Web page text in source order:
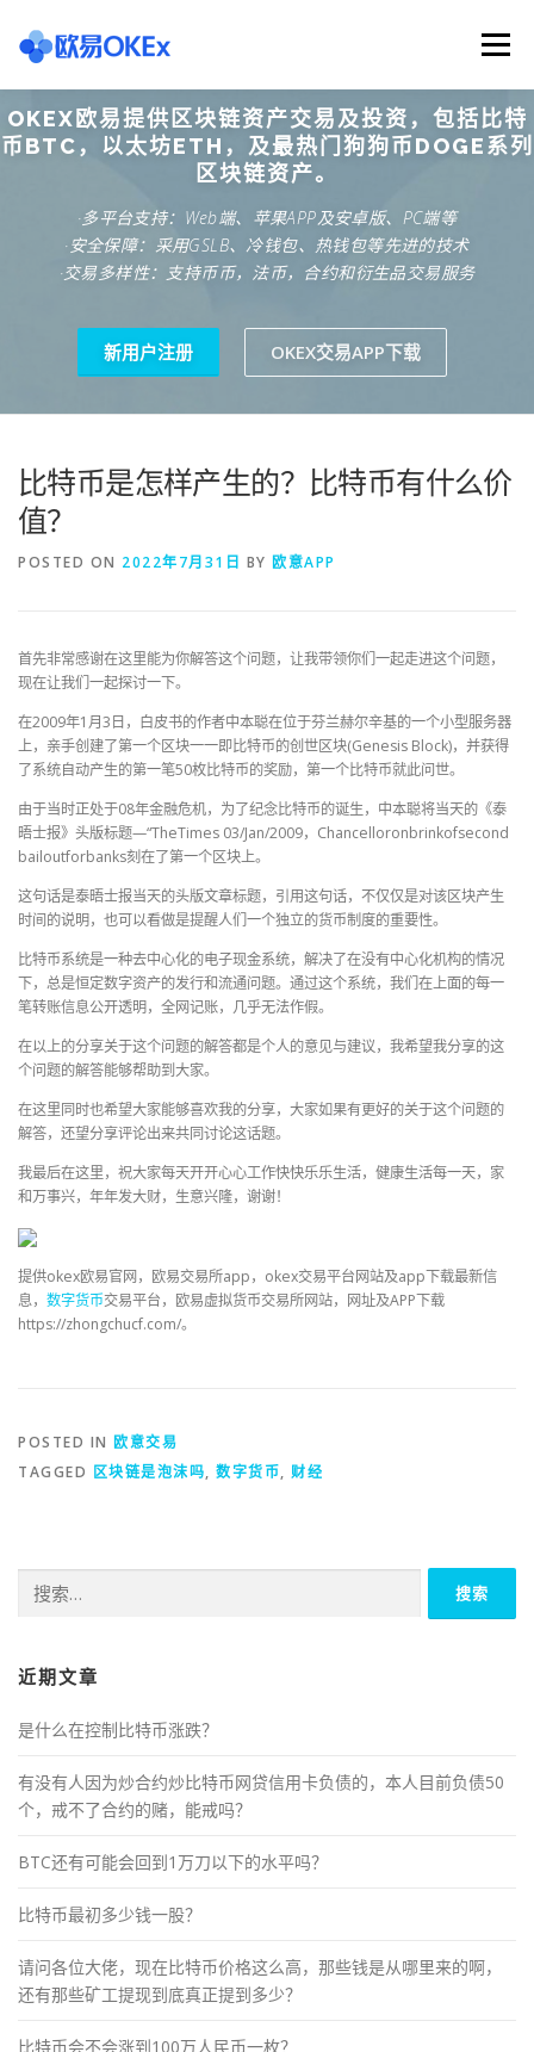
content
Menu
欧意交易所 关于欧意OKX 欧意APP下载
欧意注册网址 欧意交易下载 欧意团队
OKEX欧易提供区块链资产交易及投资，包括比特
币BTC，以太坊ETH，及最热门狗狗币DOGE系列
区块链资产。
·多平台支持：Web端、苹果APP及安卓版、PC端等
·安全保障：采用GSLB、冷钱包、热钱包等先进的技术
·交易多样性：支持币币，法币，合约和衍生品交易服务
新用户注册 OKEX交易APP下载
比特币是怎样产生的？比特币有什么价
值？
POSTED ON 2022年7月31日 BY 欧意APP
首先非常感谢在这里能为你解答这个问题，让我带领你们一起走进这个问题，
现在让我们一起探讨一下。
在2009年1月3日，白皮书的作者中本聪在位于芬兰赫尔辛基的一个小型服务器
上，亲手创建了第一个区块一一即比特币的创世区块(Genesis Block)，并获得
了系统自动产生的第一笔50枚比特币的奖励，第一个比特币就此问世。
由于当时正处于08年金融危机，为了纪念比特币的诞生，中本聪将当天的《泰
晤士报》头版标题—“TheTimes 03/Jan/2009，Chancelloronbrinkofsecond
bailoutforbanks刻在了第一个区块上。
这句话是泰晤士报当天的头版文章标题，引用这句话，不仅仅是对该区块产生
时间的说明，也可以看做是提醒人们一个独立的货币制度的重要性。
比特币系统是一种去中心化的电子现金系统，解决了在没有中心化机构的情况
下，总是恒定数字资产的发行和流通问题。通过这个系统，我们在上面的每一
笔转账信息公开透明，全网记账，几乎无法作假。
在以上的分享关于这个问题的解答都是个人的意见与建议，我希望我分享的这
个问题的解答能够帮助到大家。
在这里同时也希望大家能够喜欢我的分享，大家如果有更好的关于这个问题的
解答，还望分享评论出来共同讨论这话题。
我最后在这里，祝大家每天开开心心工作快快乐乐生活，健康生活每一天，家
和万事兴，年年发大财，生意兴隆，谢谢！
提供okex欧易官网，欧易交易所app，okex交易平台网站及app下载最新信
息， 数字货币交易平台，欧易虚拟货币交易所网站，网址及APP下载
https://zhongchucf.com/。
POSTED IN 欧意交易
TAGGED 区块链是泡沫吗, 数字货币, 财经
索：
近期文章
是什么在控制比特币涨跌？
有没有人因为炒合约炒比特币网贷信用卡负债的，本人目前负债50
个，戒不了合约的赌，能戒吗？
BTC还有可能会回到1万刀以下的水平吗？
比特币最初多少钱一股？
请问各位大佬，现在比特币价格这么高，那些钱是从哪里来的啊，
还有那些矿工提现到底真正提到多少？
比特币会不会涨到100万人民币一枚？